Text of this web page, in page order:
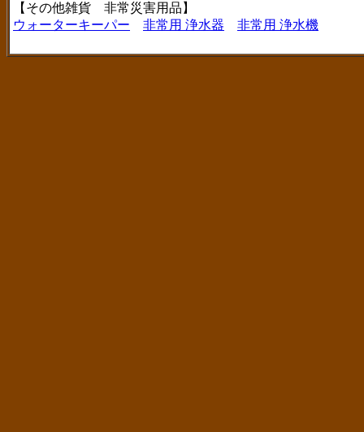
【その他雑貨 非常災害用品】
ウォーターキーパー
非常用 浄水器 非常用 浄水機